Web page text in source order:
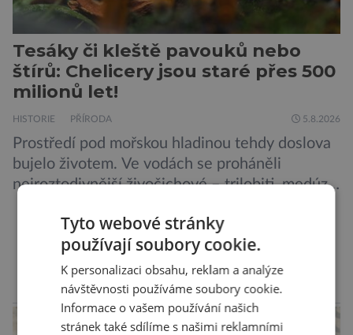
Tesáky či kleště pavouků nebo
štírů: Chelicery jsou staré přes 500
milionů let!
HISTORIE PŘÍRODA 5.8.2026
Prostředí pod mořskou hladinou tehdy doslova
bujelo životem. Ve vodách se proháněli
nejroztodivnější živočichové – trilobiti, medúzy
prazvláštní stonožce podobný tvor, který měl
zárodky zbraní typických pro dnešní pavouky.
Pavouci, štíři či klíšťata jsou členovci patřící do
skupiny klepítkatců. Vyznačují se takzvanými
chelicerami, které u nich představují právě […]
DALŠÍ ČLÁNKY ›
reklama
Tyto webové stránky
používají soubory cookie.
K personalizaci obsahu, reklam a analýze
návštěvnosti používáme soubory cookie.
Informace o vašem používání našich
stránek také sdílíme s našimi reklamními